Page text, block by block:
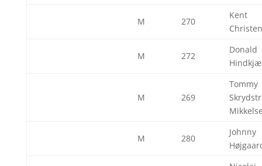
M 270
Kent
M 272
Donald
M 269
Tommy
M 280
Johnny